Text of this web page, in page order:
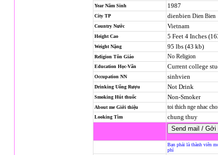
Year Năm Sinh 1987
City TP dienbien Dien Bien
Country Nước Vietnam
Height Cao 5 Feet 4 Inches
Weight Nặng 95 lbs (43 kb)
Religion Tôn Giáo No Religion
Education Học-Vấn Current college
Occupation NN sinhvien
Drinking Uống Rượu Not Drink
Smoking Hút thuốc Non-Smoker
About me Giới thiệu toi thich nge nhac
Looking Tìm chung thuy
Bạn phải là thành viên
phí